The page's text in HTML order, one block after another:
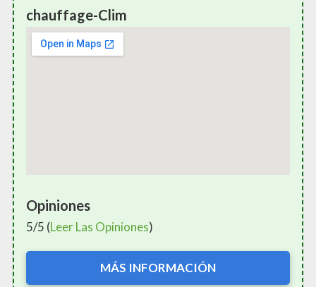
chauffage-Clim
Opiniones
5/5 (Leer Las Opiniones)
MÁS INFORMACIÓN